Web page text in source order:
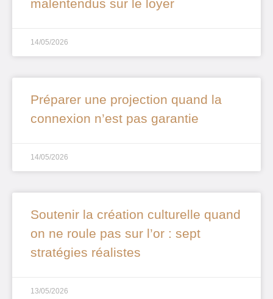
malentendus sur le loyer
14/05/2026
Préparer une projection quand la
connexion n’est pas garantie
14/05/2026
Soutenir la création culturelle quand
on ne roule pas sur l’or : sept
stratégies réalistes
13/05/2026